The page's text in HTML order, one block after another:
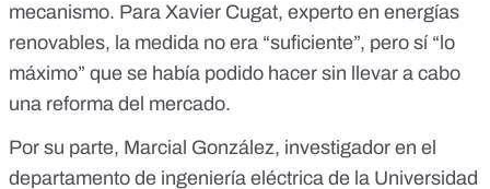
mecanismo. Para Xavier Cugat, experto en energías
renovables, la medida no era “suficiente”, pero sí “lo
máximo” que se había podido hacer sin llevar a cabo
una reforma del mercado.
Por su parte, Marcial González, investigador en el
departamento de ingeniería eléctrica de la Universidad